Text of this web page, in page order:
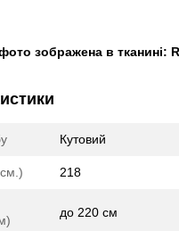
зображена в тканині:
Кутовий
218
до 220 см